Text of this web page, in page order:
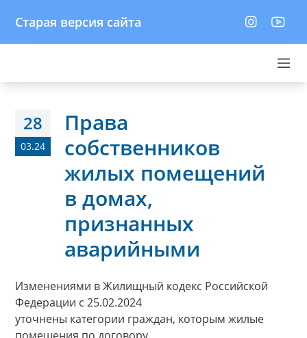
Старая версия сайта
28
03.24
Права
собственников
жилых помещений
в домах,
признанных
аварийными
Изменениями в Жилищный кодекс Российской
Федерации с 25.02.2024
уточнены категории граждан, которым жилые